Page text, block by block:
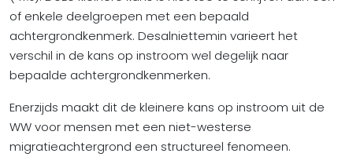
of enkele deelgroepen met een bepaald
achtergrondkenmerk. Desalniettemin varieert het
verschil in de kans op instroom wel degelijk naar
bepaalde achtergrondkenmerken.
Enerzijds maakt dit de kleinere kans op instroom uit de
WW voor mensen met een niet-westerse
migratieachtergrond een structureel fenomeen.